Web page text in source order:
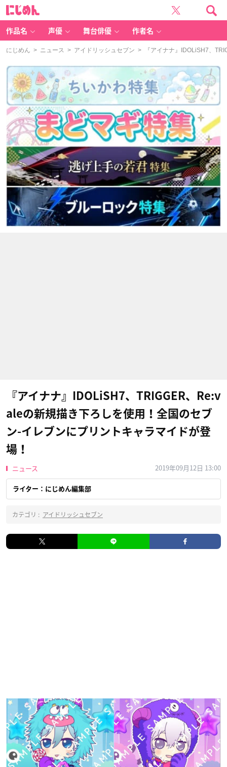
作品名 声優 舞台俳優 作者名
にじめん > ニュース > アイドリッシュセブン > 『アイナナ』IDOLiSH7、
『アイナナ』IDOLiSH7、TRIGGER、Re:v
aleの新規描き下ろしを使用！全国のセブ
ン-イレブンにプリントキャラマイドが登
場！
ニュース 2019年09月12日 13:00
ライター：にじめん編集部
カテゴリ : アイドリッシュセブン